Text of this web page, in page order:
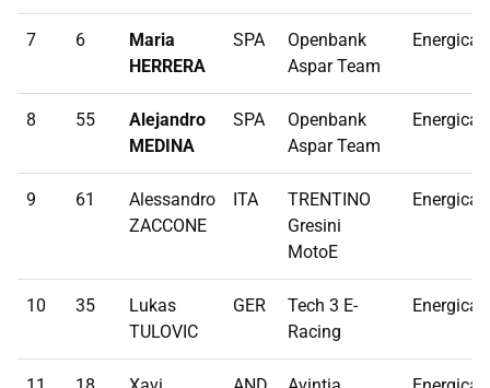
7 6
Maria
HERRERA
SPA
Openbank
Aspar Team
Energica
8 55
Alejandro
MEDINA
SPA
Openbank
Aspar Team
Energica
9 61
Alessandro
ZACCONE
ITA
TRENTINO
Gresini
MotoE
Energica
10 35
Lukas
TULOVIC
GER
Tech 3 E-
Racing
Energica